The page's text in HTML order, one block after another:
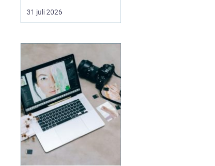
ett sätt som få andra
skyltmaterial gör. Den
av glasemalj och bränns
i hög temperatur.
Resultatet blir en skylt
som tål väder, vind och
tidens tand, och som
samtid...
31 juli 2026